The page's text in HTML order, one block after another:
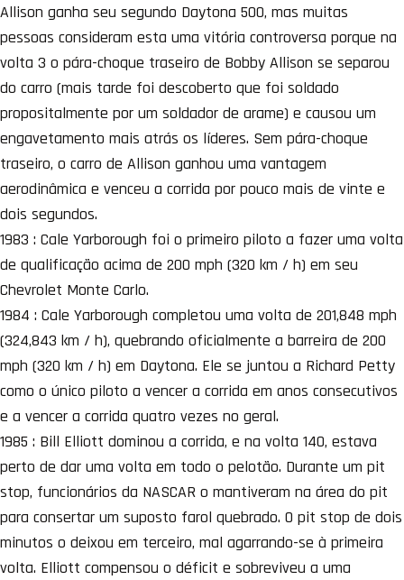
Allison ganha seu segundo Daytona 500, mas muitas
pessoas consideram esta uma vitória controversa porque na
volta 3 o pára-choque traseiro de Bobby Allison se separou
do carro (mais tarde foi descoberto que foi soldado
propositalmente por um soldador de arame) e causou um
engavetamento mais atrás os líderes. Sem pára-choque
traseiro, o carro de Allison ganhou uma vantagem
aerodinâmica e venceu a corrida por pouco mais de vinte e
dois segundos.
1983 : Cale Yarborough foi o primeiro piloto a fazer uma volta
de qualificação acima de 200 mph (320 km / h) em seu
Chevrolet Monte Carlo.
1984 : Cale Yarborough completou uma volta de 201,848 mph
(324,843 km / h), quebrando oficialmente a barreira de 200
mph (320 km / h) em Daytona. Ele se juntou a Richard Petty
como o único piloto a vencer a corrida em anos consecutivos
e a vencer a corrida quatro vezes no geral.
1985 : Bill Elliott dominou a corrida, e na volta 140, estava
perto de dar uma volta em todo o pelotão. Durante um pit
stop, funcionários da NASCAR o mantiveram na área do pit
para consertar um suposto farol quebrado. O pit stop de dois
minutos o deixou em terceiro, mal agarrando-se à primeira
volta. Elliott compensou o déficit e sobreviveu a uma